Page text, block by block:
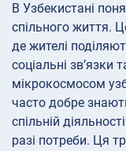
В Узбекистані
спільного життя.
де жителі
соціальні
мікрокосмосом
часто добре
спільній
разі потреби. Ця